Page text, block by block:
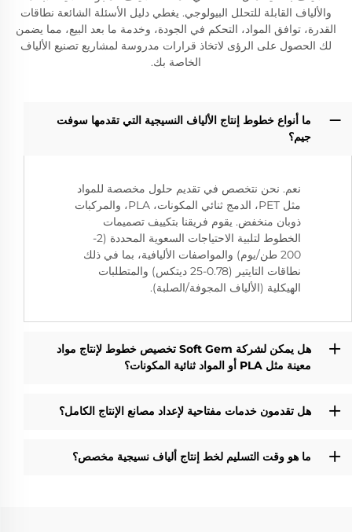
والألياف القابلة للتحلل البيولوجي. يغطي دليل الأسئلة الشائعة نطاقات
القدرة، توافق المواد، التحكم في الجودة، وخدمة ما بعد البيع، مما يضمن
لك الحصول على الرؤى لاتخاذ قرارات مدروسة لمشاريع تصنيع الألياف
الخاصة بك.
ما أنواع خطوط إنتاج الألياف النسيجية التي تقدمها سوفت
جيم؟
نعم. نحن نتخصص في تقديم حلول مخصصة للمواد
مثل PET، الدمج ثنائي المكونات، PLA، والمركبات
ذوبان منخفض. يقوم فريقنا بتكييف تصميمات
الخطوط لتلبية الاحتياجات السعوية المحددة (2-
200 طن/يوم) والمواصفات الأليافية، بما في ذلك
نطاقات التايتير (0.78-25 ديتكس) والمتطلبات
الهيكلية (الألياف المجوفة/الصلبة).
هل يمكن لشركة Soft Gem تخصيص خطوط لإنتاج مواد
معينة مثل PLA أو المواد ثنائية المكونات؟
هل تقدمون خدمات مفتاحية لإعداد مصانع الإنتاج الكامل؟
ما هو وقت التسليم لخط إنتاج ألياف نسيجية مخصص؟